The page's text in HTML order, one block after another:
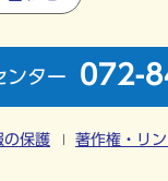
ンター 072-
の保護 著作権・リ